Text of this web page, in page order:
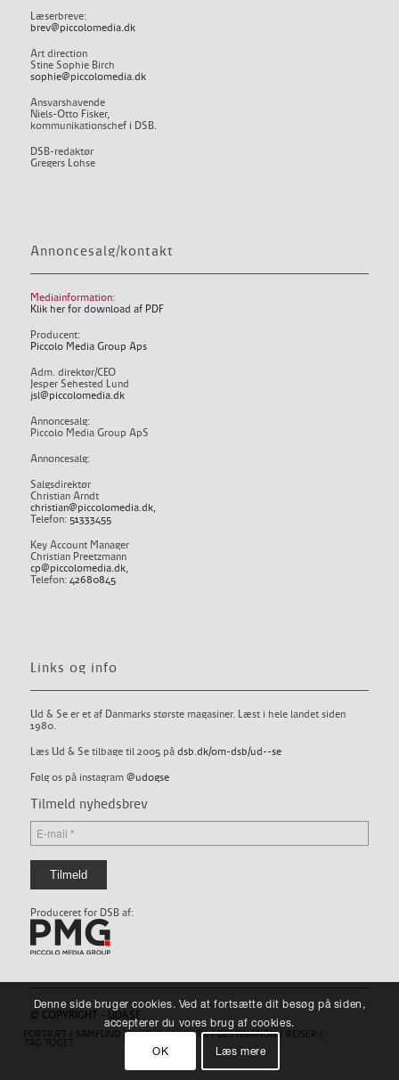
Læserbreve:
brev@piccolomedia.dk
Art direction
Stine Sophie Birch
sophie@piccolomedia.dk
Ansvarshavende
Niels-Otto Fisker,
kommunikationschef i DSB.
DSB-redaktør
Gregers Lohse
Annoncesalg/kontakt
Mediainformation:
Klik her for download af PDF
Producent:
Piccolo Media Group Aps
Adm. direktør/CEO
Jesper Sehested Lund
jsl@piccolomedia.dk
Annoncesalg:
Piccolo Media Group ApS
Annoncesalg:
Salgsdirektør
Christian Arndt
christian@piccolomedia.dk,
Telefon: 51333455
Key Account Manager
Christian Preetzmann
cp@piccolomedia.dk,
Telefon: 42680845
Links og info
Ud & Se er et af Danmarks største magasiner. Læst i hele landet siden
1980.
Læs Ud & Se tilbage til 2005 på dsb.dk/om-dsb/ud--se
Følg os på instagram @udogse
Tilmeld nyhedsbrev
Produceret for DSB af:
© COPYRIGHT - UD&SE
PORTRÆT
SAMFUND KULTUR LIVSSTIL DESTINATION REJSER
TAG TOGET
Denne side bruger cookies. Ved at fortsætte dit besøg på siden,
accepterer du vores brug af cookies.
OK Læs mere